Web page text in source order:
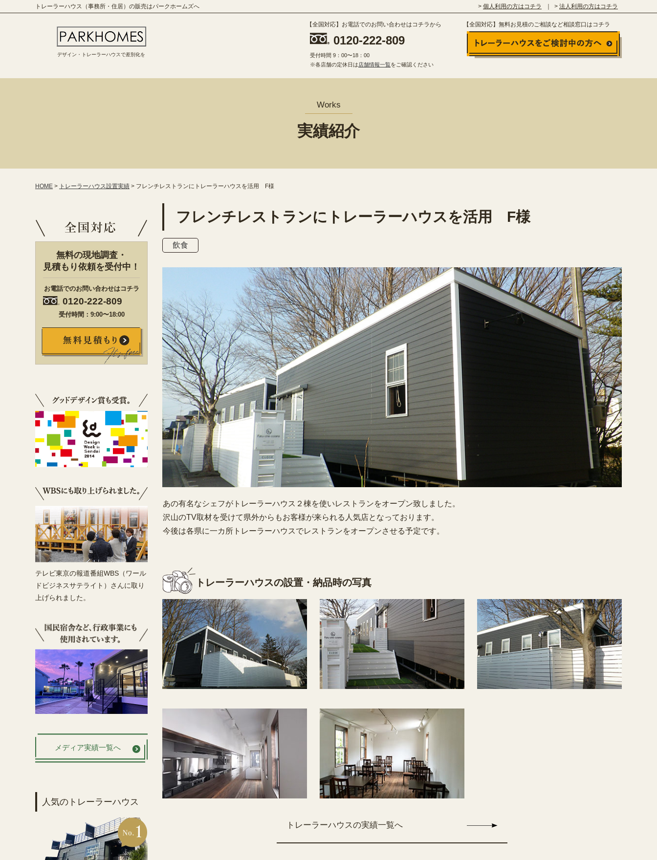
トレーラーハウス（事務所・住居）の販売はパークホームズへ 個人利用の方はコチラ 法人利用の方はコチラ
デザイン・トレーラーハウスで差別化を
【全国対応】お電話でのお問い合わせはコチラから
0120-222-809
受付時間 9：00〜18：00
※各店舗の定休日は店舗情報一覧をご確認ください
【全国対応】無料お見積のご相談など相談窓口はコチラ
Works
実績紹介
HOME > トレーラーハウス設置実績 > フレンチレストランにトレーラーハウスを活用 F様
フレンチレストランにトレーラーハウスを活用 F様
飲食
あの有名なシェフがトレーラーハウス２棟を使いレストランをオープン致しました。
沢山のTV取材を受けて県外からもお客様が来られる人気店となっております。
今後は各県に一カ所トレーラーハウスでレストランをオープンさせる予定です。
トレーラーハウスの設置・納品時の写真
トレーラーハウスの実績一覧へ
無料の現地調査・
見積もり依頼を受付中！
お電話でのお問い合わせはコチラ
0120-222-809
受付時間：9:00〜18:00
テレビ東京の報道番組WBS（ワール
ドビジネスサテライト）さんに取り
上げられました。
メディア実績一覧へ
人気のトレーラーハウス